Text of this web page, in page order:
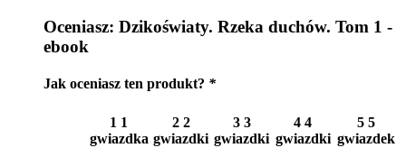
Oceniasz: Dzikoświaty. Rzeka duchów. Tom 1 -
ebook
Jak oceniasz ten produkt? *
1 1
gwiazdka
2 2
gwiazdki
3 3
gwiazdki
4 4
gwiazdki
5 5
gwiazdek